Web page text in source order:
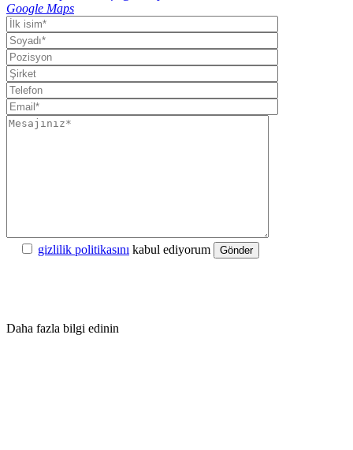
Google Maps
gizlilik politikasını kabul ediyorum Gönder
Daha fazla bilgi edinin